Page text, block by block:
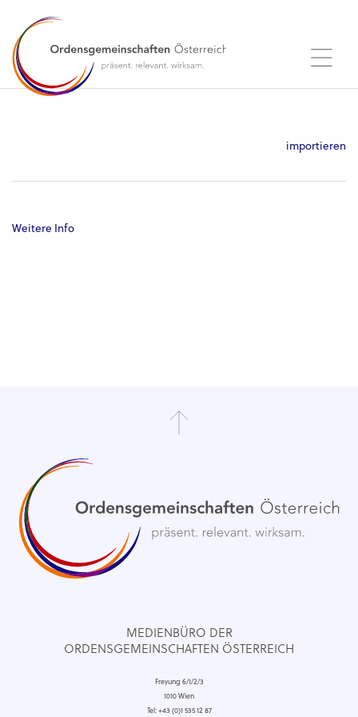
importieren
Weitere Info
MEDIENBÜRO DER
ORDENSGEMEINSCHAFTEN ÖSTERREICH
Freyung 6/1/2/3
1010 Wien
Tel: +43 (0)1 535 12 87